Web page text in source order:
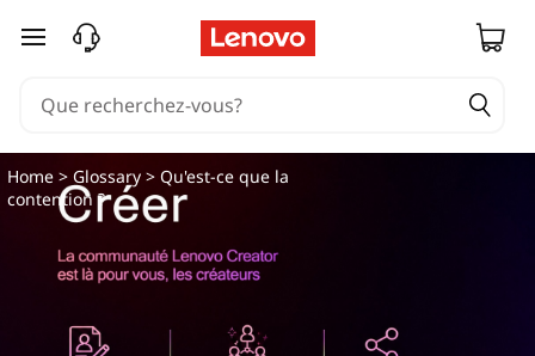
Q
e
passer au contenu principal
Home >Glossary > Qu'est-ce que la
contention ?